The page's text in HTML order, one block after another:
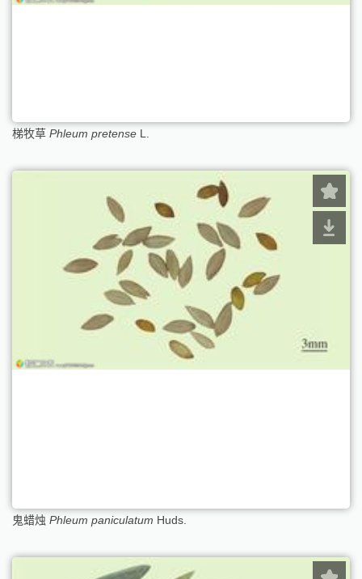
梯牧草 Phleum pretense L.
鬼蜡烛 Phleum paniculatum Huds.